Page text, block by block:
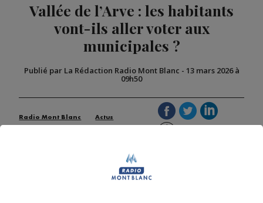
Vallée de l’Arve : les habitants
vont-ils aller voter aux
municipales ?
Publié par La Rédaction Radio Mont Blanc - 13 mars 2026 à
09h50
Radio Mont Blanc
Actus